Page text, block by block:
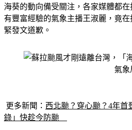
海葵的動向備受關注，各家媒體都
有豐富經驗的氣象主播王淑麗，竟
緊發文道歉。
更多新聞： 西北颱？穿心颱？4年首
錄」快趁今防颱